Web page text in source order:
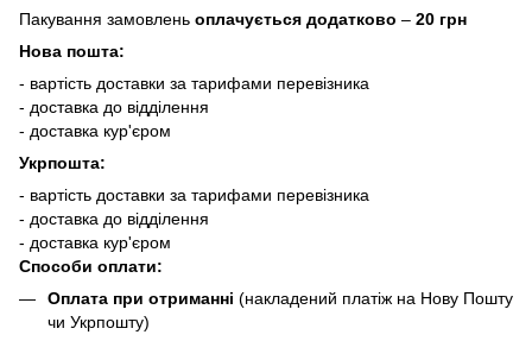
Пакування замовлень оплачується додатково – 20 грн
Нова пошта:
- вартість доставки за тарифами перевізника
- доставка до відділення
- доставка кур'єром
Укрпошта:
- вартість доставки за тарифами перевізника
- доставка до відділення
- доставка кур'єром
Способи оплати:
Оплата при отриманні (накладений платіж на Нову Пошту
чи Укрпошту)